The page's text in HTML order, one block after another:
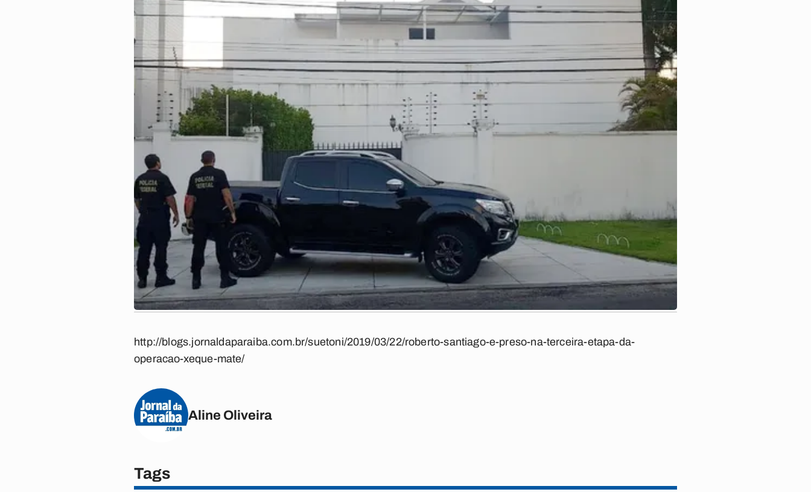
http://blogs.jornaldaparaiba.com.br/suetoni/2019/03/22/roberto-santiago-e-preso-na-terceira-etapa-da-
operacao-xeque-mate/
Aline Oliveira
Tags